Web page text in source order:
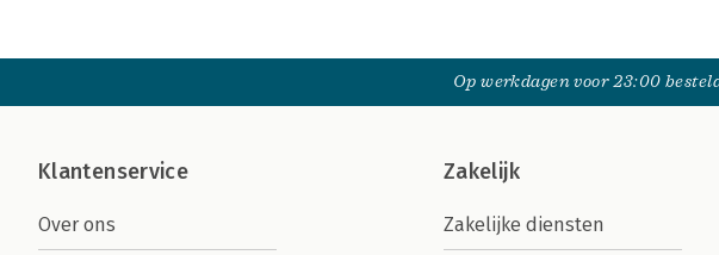
Op werkdagen voor 23:00
Klantenservice
Over ons
Zakelijk
Zakelijke diensten